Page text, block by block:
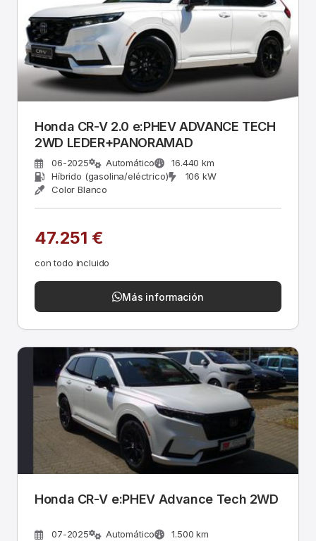
Honda CR-V 2.0 e:PHEV ADVANCE TECH
2WD LEDER+PANORAMAD
06-2025 Automático
16.440 km
Híbrido (gasolina/eléctrico)
106 kW
Color Blanco
47.251 €
con todo incluido
Más información
Honda CR-V e:PHEV Advance Tech 2WD
07-2025 Automático
1.500 km